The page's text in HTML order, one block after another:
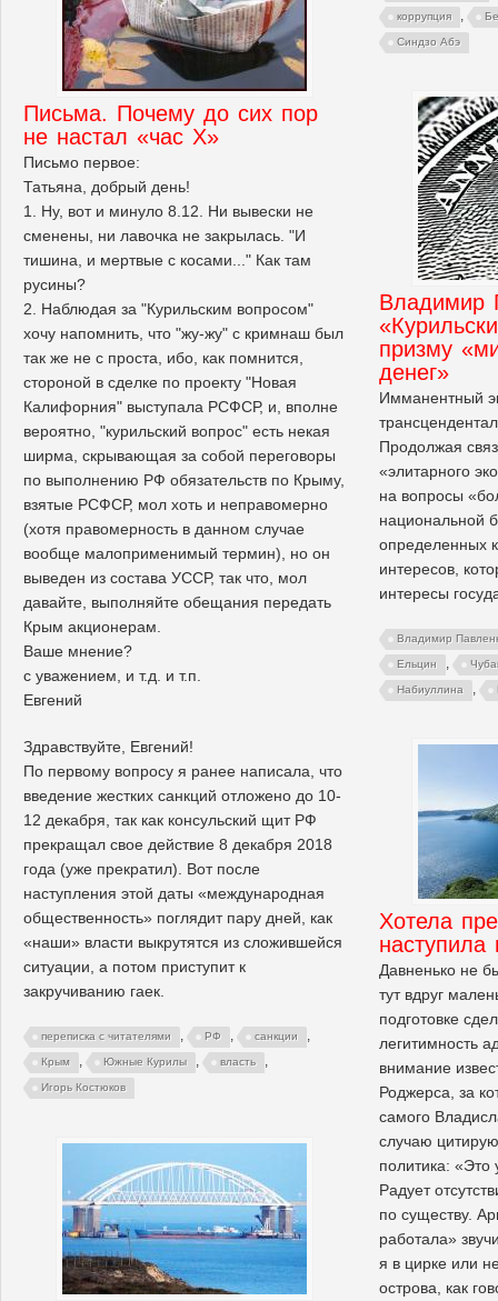
коррупция ,
Синдзо Абэ
Письма. Почему до сих пор
не настал «час Х»
Письмо первое:
Татьяна, добрый день!
1. Ну, вот и минуло 8.12. Ни вывески не
сменены, ни лавочка не закрылась. "И
тишина, и мертвые с косами..." Как там
русины?
2. Наблюдая за "Курильским вопросом"
хочу напомнить, что "жу-жу" с кримнаш был
так же не с проста, ибо, как помнится,
стороной в сделке по проекту "Новая
Калифорния" выступала РСФСР, и, вполне
вероятно, "курильский вопрос" есть некая
ширма, скрывающая за собой переговоры
по выполнению РФ обязательств по Крыму,
взятые РСФСР, мол хоть и неправомерно
(хотя правомерность в данном случае
вообще малоприменимый термин), но он
выведен из состава УССР, так что, мол
давайте, выполняйте обещания передать
Крым акционерам.
Ваше мнение?
с уважением, и т.д. и т.п.
Евгений
Здравствуйте, Евгений!
По первому вопросу я ранее написала, что
введение жестких санкций отложено до 10-
12 декабря, так как консульский щит РФ
прекращал свое действие 8 декабря 2018
года (уже прекратил). Вот после
наступления этой даты «международная
общественность» поглядит пару дней, как
«наши» власти выкрутятся из сложившейся
ситуации, а потом приступит к
закручиванию гаек.
переписка с читателями , РФ , санкции ,
Крым , Южные Курилы , власть ,
Игорь Костюков
Владимир
призму
денег»
Имманентный
Продолжая
«элитарного
на вопросы
национальной
определенных
интересов,
интересы
Владимир
Ельцин ,
Набиуллина ,
Хотела
наступила
Давненько не
тут вдруг
подготовке
легитимность
внимание
Роджерса, за
самого
случаю
политика: «Это
Радует
по существу.
работала»
я в цирке или
острова, как